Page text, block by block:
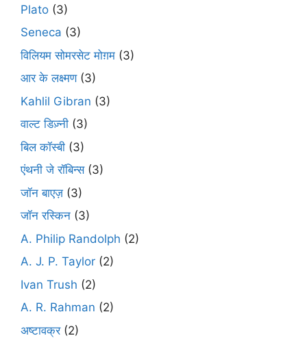
Plato (3)
Seneca (3)
विलियम सोमरसेट मोग़म (3)
आर के लक्ष्मण(3)
Kahlil Gibran (3)
वाल्ट डिज़्नी (3)
बिल कॉस्बी (3)
एंथनी जे रॉबिन्स(3)
जॉन बाएज़ (3)
जॉन रस्किन (3)
A. Philip Randolph (2)
A. J. P. Taylor (2)
Ivan Trush (2)
A. R. Rahman (2)
अष्टावक्र(2)